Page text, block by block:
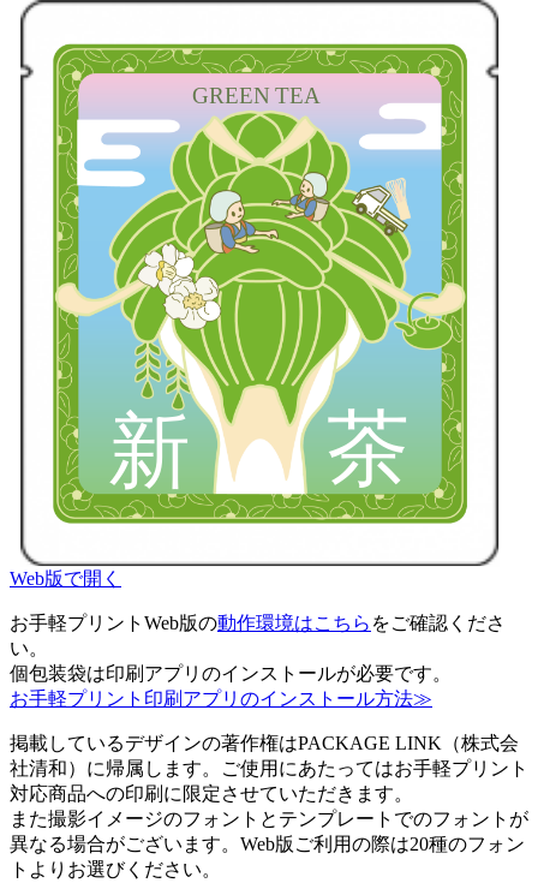
Web版で開く
お手軽プリントWeb版の動作環境はこちら をご確認くださ
い。
個包装袋は印刷アプリのインストールが必要です。
お手軽プリント印刷アプリのインストール方法≫
掲載しているデザインの著作権はPACKAGE LINK（株式会
社清和）に帰属します。ご使用にあたってはお手軽プリント
対応商品への印刷に限定させていただきます。
また撮影イメージのフォントとテンプレートでのフォントが
異なる場合がございます。Web版ご利用の際は20種のフォン
トよりお選びください。